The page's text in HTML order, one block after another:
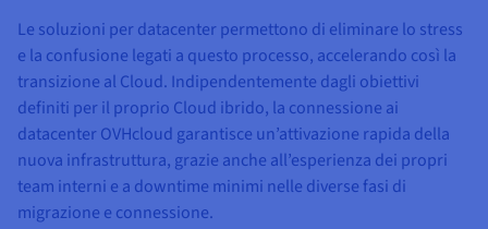
Le soluzioni per datacenter permettono di eliminare lo stress
e la confusione legati a questo processo, accelerando così la
transizione al Cloud. Indipendentemente dagli obiettivi
definiti per il proprio Cloud ibrido, la connessione ai
datacenter OVHcloud garantisce un’attivazione rapida della
nuova infrastruttura, grazie anche all’esperienza dei propri
team interni e a downtime minimi nelle diverse fasi di
migrazione e connessione.